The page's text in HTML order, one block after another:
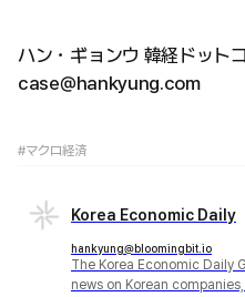
ハン・ギョンウ 韓経ドット
case@hankyung.com
#マクロ経済
Korea Economic Daily
hankyung@bloomingbit.io
The Korea Economic Daily
news on Korean